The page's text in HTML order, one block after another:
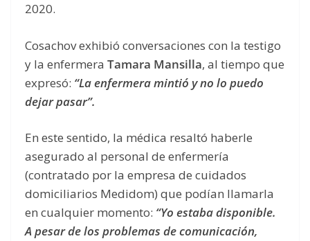
2020.
Cosachov exhibió conversaciones con la testigo
y la enfermera Tamara Mansilla, al tiempo que
expresó: “La enfermera mintió y no lo puedo
dejar pasar”.
En este sentido, la médica resaltó haberle
asegurado al personal de enfermería
(contratado por la empresa de cuidados
domiciliarios Medidom) que podían llamarla
en cualquier momento: “Yo estaba disponible.
A pesar de los problemas de comunicación,